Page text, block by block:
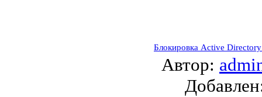
Блокировка Active
Автор: